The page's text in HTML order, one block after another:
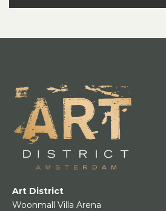
Art District
Woonmall Villa Arena